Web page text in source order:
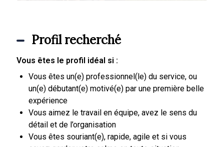
Profil recherché
Vous êtes le profil idéal si :
Vous êtes un(e) professionnel(le) du service, ou
un(e) débutant(e) motivé(e) par une première belle
expérience
Vous aimez le travail en équipe, avez le sens du
détail et de l’organisation
Vous êtes souriant(e), rapide, agile et si vous